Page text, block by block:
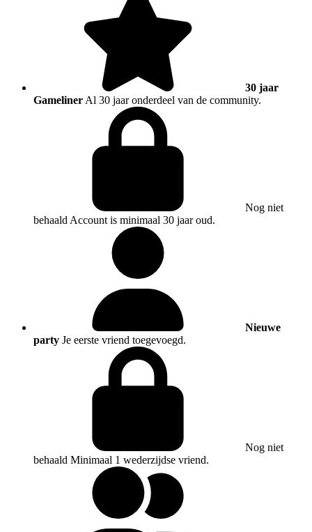
30 jaar
Gameliner Al 30 jaar onderdeel van de community.
Nog niet
behaald Account is minimaal 30 jaar oud.
Nieuwe
party Je eerste vriend toegevoegd.
Nog niet
behaald Minimaal 1 wederzijdse vriend.